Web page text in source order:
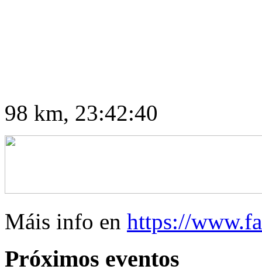
98 km, 23:42:40
Máis info en https://
Próximos eventos